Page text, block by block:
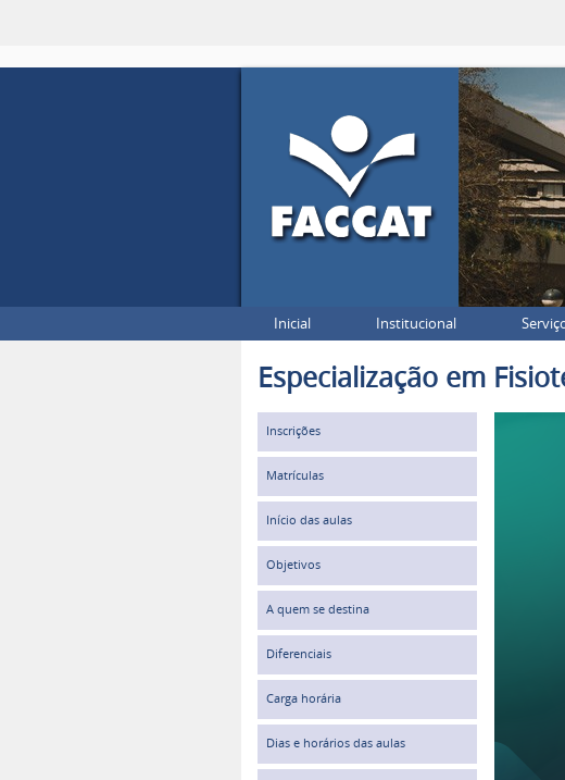
Inicial Institucional
Especialização em
Inscrições
Matrículas
Início das aulas
Objetivos
A quem se destina
Diferenciais
Carga horária
Dias e horários das aulas